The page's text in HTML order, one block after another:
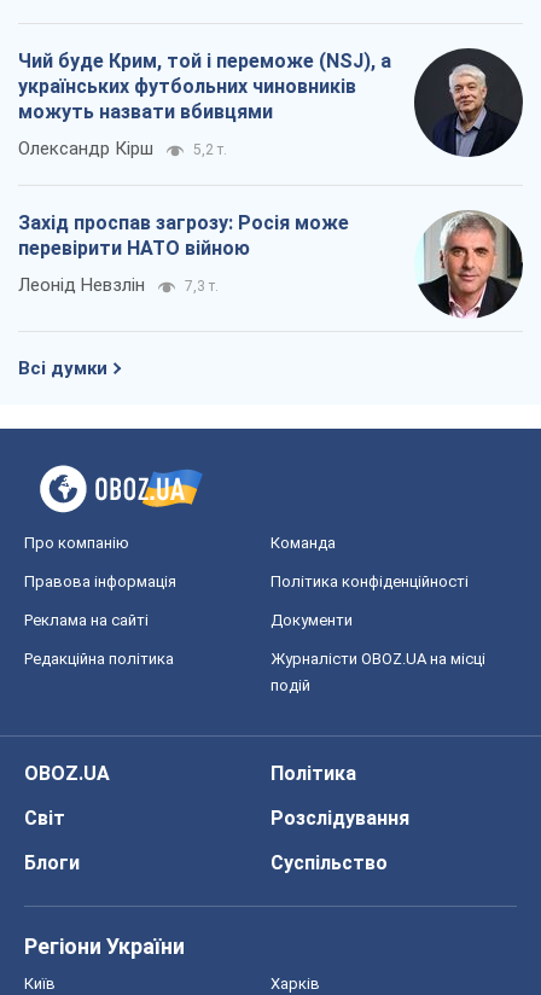
Чий буде Крим, той і переможе (NSJ), а
українських футбольних чиновників
можуть назвати вбивцями
Олександр Кірш 5,2 т.
Захід проспав загрозу: Росія може
перевірити НАТО війною
Леонід Невзлін 7,3 т.
Всі думки
Про компанію Команда
Правова інформація Політика конфіденційності
Реклама на сайті Документи
Редакційна політика
Журналісти OBOZ.UA на місці
подій
OBOZ.UA
Політика
Світ
Розслідування
Блоги
Суспільство
Регіони України
Київ Харків